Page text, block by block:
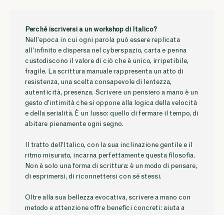
Perché iscriversi a un workshop di Italico?
Nell’epoca in cui ogni parola può essere replicata
all’infinito e dispersa nel cyberspazio, carta e penna
custodiscono il valore di ciò che è unico, irripetibile,
fragile. La scrittura manuale rappresenta un atto di
resistenza, una scelta consapevole di lentezza,
autenticità, presenza. Scrivere un pensiero a mano è un
gesto d’intimità che si oppone alla logica della velocità
e della serialità. È un lusso: quello di fermare il tempo, di
abitare pienamente ogni segno.
Il tratto dell’Italico, con la sua inclinazione gentile e il
ritmo misurato, incarna perfettamente questa filosofia.
Non è solo una forma di scrittura: è un modo di pensare,
di esprimersi, di riconnettersi con sé stessi.
Oltre alla sua bellezza evocativa, scrivere a mano con
metodo e attenzione offre benefici concreti: aiuta a